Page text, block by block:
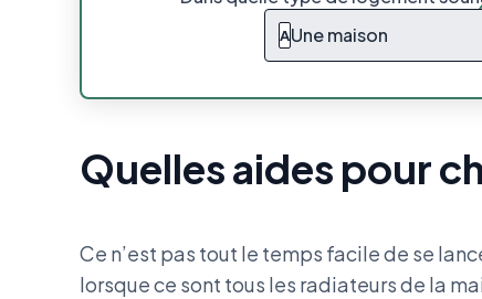
AUne maison
Quelles aides pour
Ce n’est pas tout le temps facile de se
lorsque ce sont tous les radiateurs de la